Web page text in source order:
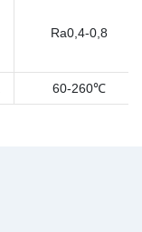
Ra0,4-0,8
60-260℃